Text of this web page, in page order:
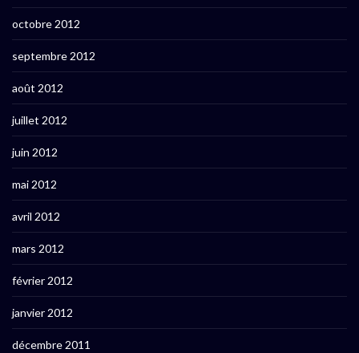
octobre 2012
septembre 2012
août 2012
juillet 2012
juin 2012
mai 2012
avril 2012
mars 2012
février 2012
janvier 2012
décembre 2011